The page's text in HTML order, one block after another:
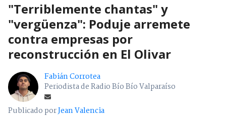
"Terriblemente chantas" y
"vergüenza": Poduje arremete
contra empresas por
reconstrucción en El Olivar
Fabián Corrotea
Periodista de Radio Bío Bío Valparaíso
Publicado porJean Valencia